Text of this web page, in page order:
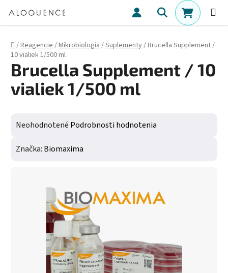
Hľadať
Domov
/Reagencie/Mikrobiologia/Suplementy/Brucella Supplement /
10 vialiek 1/500 ml
Brucella Supplement / 10
vialiek 1/500 ml
Priemerné hodnotenie produktu je 0,0 z 5 hviezdičiek.
Neohodnotené Podrobnosti hodnotenia
Značka: Biomaxima